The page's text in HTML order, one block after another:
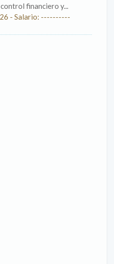
financiero y...
- Salario: ----------